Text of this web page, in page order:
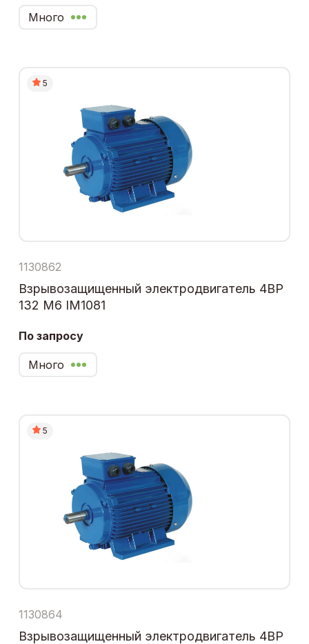
Много
5
1130862
Взрывозащищенный электродвигатель 4ВР
132 М6 IM1081
По запросу
Много
5
1130864
Взрывозащищенный электродвигатель 4ВР